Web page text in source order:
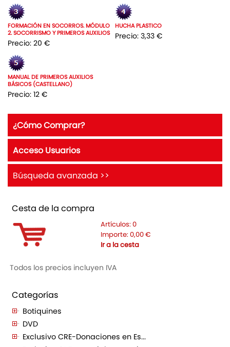
FORMACIÓN EN SOCORROS. MÓDULO
2. SOCORRISMO Y PRIMEROS AUXILIOS
Precio: 20 €
HUCHA PLASTICO
Precio: 3,33 €
MANUAL DE PRIMEROS AUXILIOS
BÁSICOS (CASTELLANO)
Precio: 12 €
¿Cómo Comprar?
Acceso Usuarios
Búsqueda avanzada >>
Cesta de la compra
Artículos: 0
Importe: 0,00 €
Ir a la cesta
Todos los precios incluyen IVA
Categorías
Botiquines
DVD
Exclusivo CRE-Donaciones en Es...